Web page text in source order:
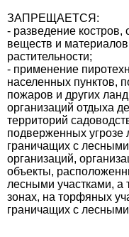
ЗАПРЕЩАЕТСЯ:
- разведение костров,
веществ и
растительности;
- применение
населенных пунктов,
пожаров и других
организаций отдыха
территорий
подверженных угрозе
граничащих с
организаций,
объекты,
лесными участками, а
зонах, на торфяных
граничащих с